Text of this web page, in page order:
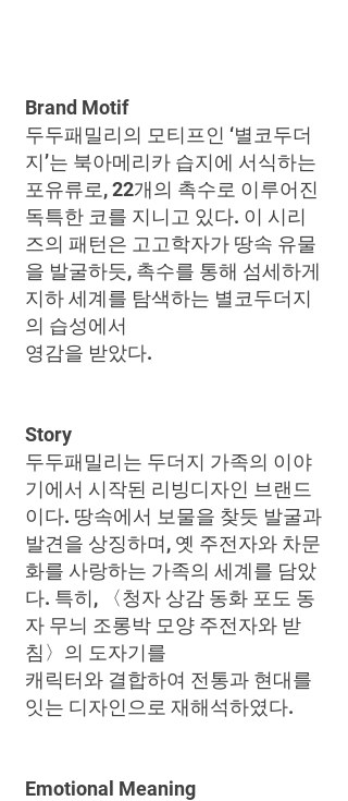
Brand Motif
두두패밀리의 모티프인 ‘별코두더
지’는 북아메리카 습지에 서식하는
포유류로, 22개의 촉수로 이루어진
독특한 코를 지니고 있다. 이 시리
즈의 패턴은 고고학자가 땅속 유물
을 발굴하듯, 촉수를 통해 섬세하게
지하 세계를 탐색하는 별코두더지
의 습성에서
영감을 받았다.
Story
두두패밀리는 두더지 가족의 이야
기에서 시작된 리빙디자인 브랜드
이다. 땅속에서 보물을 찾듯 발굴과
발견을 상징하며, 옛 주전자와 차문
화를 사랑하는 가족의 세계를 담았
다. 특히, 〈청자 상감 동화 포도 동
자 무늬 조롱박 모양 주전자와 받
침〉의 도자기를
캐릭터와 결합하여 전통과 현대를
잇는 디자인으로 재해석하였다.
Emotional Meaning